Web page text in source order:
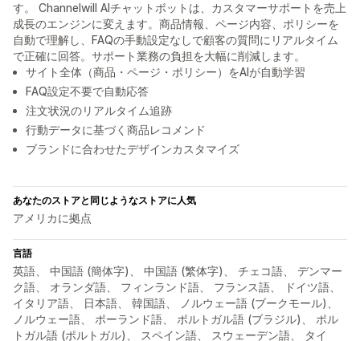
す。 Channelwill AIチャットボットは、カスタマーサポートを売上
成長のエンジンに変えます。商品情報、ページ内容、ポリシーを
自動で理解し、FAQの手動設定なしで顧客の質問にリアルタイム
で正確に回答。サポート業務の負担を大幅に削減します。
サイト全体（商品・ページ・ポリシー）をAIが自動学習
FAQ設定不要で自動応答
注文状況のリアルタイム追跡
行動データに基づく商品レコメンド
ブランドに合わせたデザインカスタマイズ
あなたのストアと同じようなストアに人気
アメリカに拠点
言語
英語、 中国語 (簡体字)、 中国語 (繁体字)、 チェコ語、 デンマー
ク語、 オランダ語、 フィンランド語、 フランス語、 ドイツ語、
イタリア語、 日本語、 韓国語、 ノルウェー語 (ブークモール)、
ノルウェー語、 ポーランド語、 ポルトガル語 (ブラジル)、 ポル
トガル語 (ポルトガル)、 スペイン語、 スウェーデン語、 タイ